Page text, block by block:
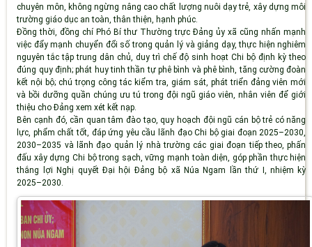
chuyên môn, không ngừng nâng cao chất lượng nuôi dạy trẻ, xây dựng môi
trường giáo dục an toàn, thân thiện, hạnh phúc.
Đồng thời, đồng chí Phó Bí thư Thường trực Đảng ủy xã cũng nhấn mạnh
việc đẩy mạnh chuyển đổi số trong quản lý và giảng dạy, thực hiện nghiêm
nguyên tắc tập trung dân chủ, duy trì chế độ sinh hoạt Chi bộ định kỳ theo
đúng quy định; phát huy tinh thần tự phê bình và phê bình, tăng cường đoàn
kết nội bộ; chú trọng công tác kiểm tra, giám sát, phát triển đảng viên mới
và bồi dưỡng quần chúng ưu tú trong đội ngũ giáo viên, nhân viên để giới
thiệu cho Đảng xem xét kết nạp.
Bên cạnh đó, cần quan tâm đào tạo, quy hoạch đội ngũ cán bộ trẻ có năng
lực, phẩm chất tốt, đáp ứng yêu cầu lãnh đạo Chi bộ giai đoạn 2025–2030,
2030–2035 và lãnh đạo quản lý nhà trường các giai đoạn tiếp theo, phấn
đấu xây dựng Chi bộ trong sạch, vững mạnh toàn diện, góp phần thực hiện
thắng lợi Nghị quyết Đại hội Đảng bộ xã Núa Ngam lần thứ I, nhiệm kỳ
2025–2030.